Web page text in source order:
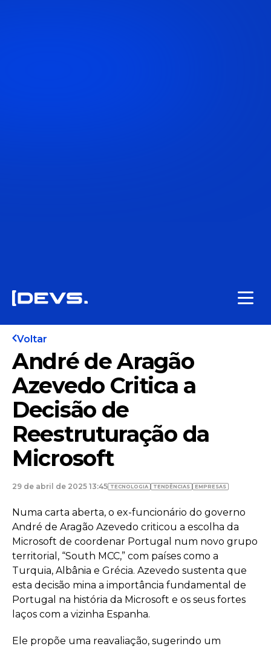
Voltar
André de Aragão
Azevedo Critica a
Decisão de
Reestruturação da
Microsoft
29 de abril de 2025 13:45 TECNOLOGIA TENDÊNCIAS EMPRESAS
Numa carta aberta, o ex-funcionário do governo
André de Aragão Azevedo criticou a escolha da
Microsoft de coordenar Portugal num novo grupo
territorial, “South MCC,” com países como a
Turquia, Albânia e Grécia. Azevedo sustenta que
esta decisão mina a importância fundamental de
Portugal na história da Microsoft e os seus fortes
laços com a vizinha Espanha.
Ele propõe uma reavaliação, sugerindo um